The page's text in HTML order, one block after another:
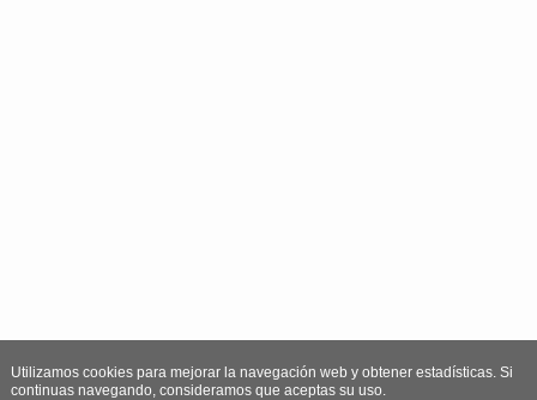
Utilizamos cookies para mejorar la navegación web y obtener estadísticas. Si
continuas navegando, consideramos que aceptas su uso.